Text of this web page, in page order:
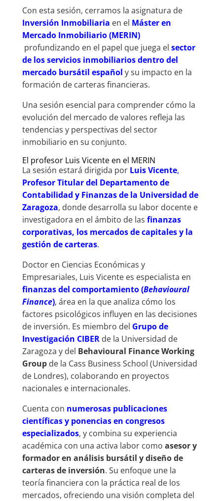
Con esta sesión, cerramos la asignatura de
Inversión Inmobiliaria en el Máster en
Mercado Inmobiliario (MERIN)
profundizando en el papel que juega el sector
de los servicios inmobiliarios dentro del
mercado bursátil español y su impacto en la
formación de carteras financieras.
Una sesión esencial para comprender cómo la
evolución del mercado de valores refleja las
tendencias y perspectivas del sector
inmobiliario en su conjunto.
El profesor Luis Vicente en el MERIN
La sesión estará dirigida por Luis Vicente,
Profesor Titular del Departamento de
Contabilidad y Finanzas de la Universidad de
Zaragoza, donde desarrolla su labor docente e
investigadora en el ámbito de las finanzas
corporativas, los mercados de capitales y la
gestión de carteras.
Doctor en Ciencias Económicas y
Empresariales, Luis Vicente es especialista en
finanzas del comportamiento (Behavioural
Finance), área en la que analiza cómo los
factores psicológicos influyen en las decisiones
de inversión. Es miembro del Grupo de
Investigación CIBER de la Universidad de
Zaragoza y del Behavioural Finance Working
Groupde la Cass Business School (Universidad
de Londres), colaborando en proyectos
nacionales e internacionales.
Cuenta con numerosas publicaciones
científicas y ponencias en congresos
especializados, y combina su experiencia
académica con una activa labor como asesor y
formador en análisis bursátil y diseño de
carteras de inversión. Su enfoque une la
teoría financiera con la práctica real de los
mercados, ofreciendo una visión completa del